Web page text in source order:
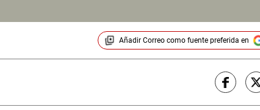
Añadir Correocomo fuente preferida en